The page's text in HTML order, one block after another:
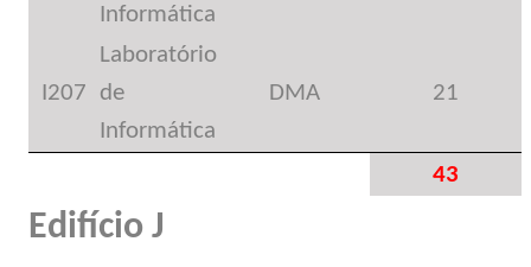
Informática
I207
Laboratório
de
Informática
DMA 21
43
Edifício J